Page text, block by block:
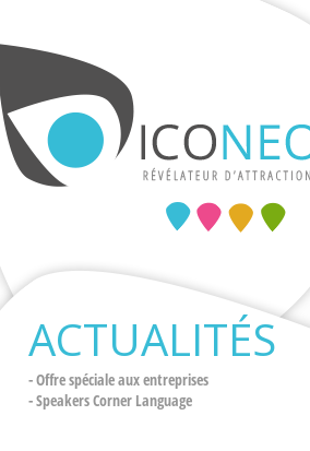
ACTUALITÉS
- Offre spéciale aux entreprises
- Speakers Corner Language